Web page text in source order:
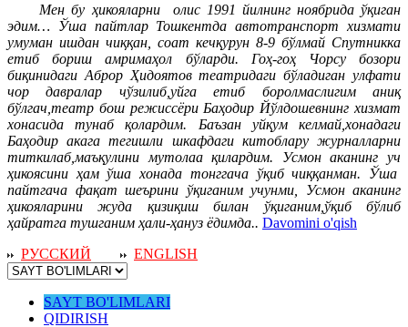
Мен бу ҳикояларни олис 1991 йилнинг ноябрида ўқиган
эдим… Ўша пайтлар Тошкентда автотранспорт хизмати
умуман ишдан чиққан, соат кечқурун 8-9 бўлмай Спутникка
етиб бориш амримаҳол бўларди. Гоҳ-гоҳ Чорсу бозори
биқинидаги Аброр Ҳидоятов театридаги бўладиган улфати
чор давралар чўзилиб,уйга етиб боролмаслигим аниқ
бўлгач,театр бош режиссёри Баҳодир Йўлдошевнинг хизмат
хонасида тунаб қолардим. Баъзан уйқум келмай,хонадаги
Баҳодир акага тегишли шкафдаги китоблару журналларни
титкилаб,маъқулини мутолаа қилардим. Усмон аканинг уч
ҳикоясини ҳам ўша хонада тонггача ўқиб чиққанман. Ўша
пайтгача фақат шеърини ўқиганим учунми, Усмон аканинг
ҳикояларини жуда қизиқиш билан ўқиганим,ўқиб бўлиб
ҳайратга тушганим ҳали-ҳануз ёдимда.. Davomini o'qish
РУССКИЙ
ENGLISH
SAYT BO'LIMLARI
QIDIRISH